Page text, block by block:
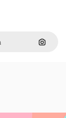
Cerca